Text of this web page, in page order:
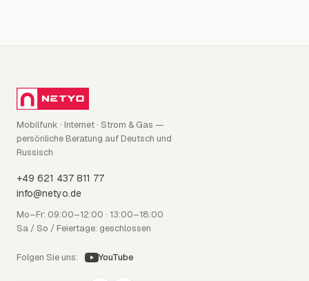
Mobilfunk · Internet · Strom & Gas —
persönliche Beratung auf Deutsch und
Russisch
+49 621 437 811 77
info@netyo.de
Mo–Fr: 09:00–12:00 · 13:00–18:00
Sa / So / Feiertage: geschlossen
Folgen Sie uns: YouTube